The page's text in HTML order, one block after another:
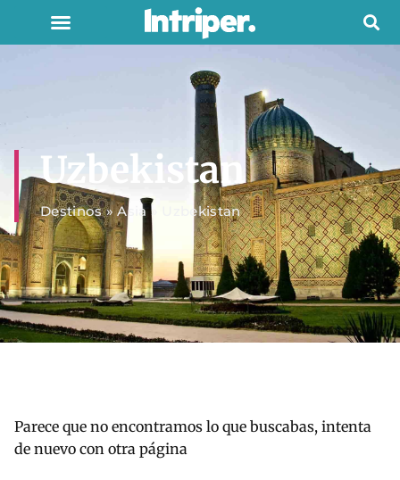
Uzbekistan
Destinos»Asia » Uzbekistan
Parece que no encontramos lo que buscabas, intenta
de nuevo con otra página